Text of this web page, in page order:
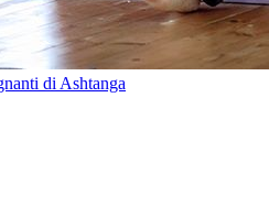
di Ashtanga